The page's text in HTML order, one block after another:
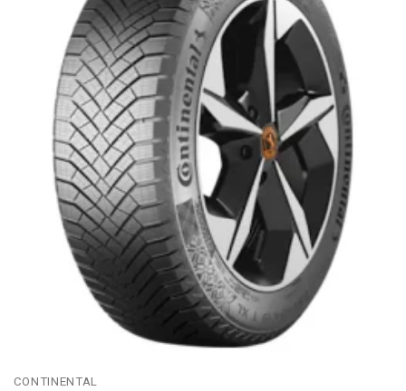
CONTINENTAL